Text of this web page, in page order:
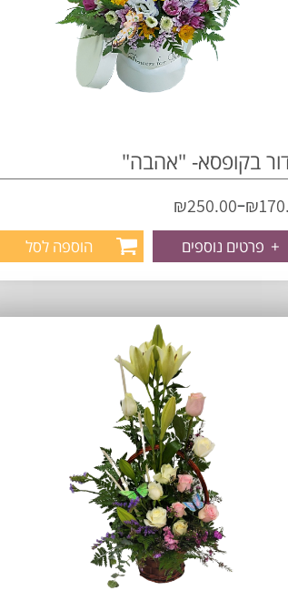
בקופסא- "אהבה"
₪
–
₪250.00
+ פרטים נוספים הוספה לסל